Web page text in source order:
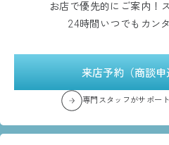
お店で優先的にご案内！
24時間いつでもカン
来店予約（商談申
専門スタッフがサポー